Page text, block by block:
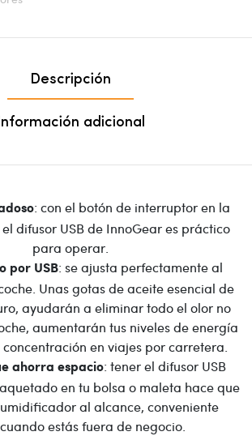
Descripción
adicional
: con el botón de interruptor en la
difusor USB de InnoGear es práctico
para operar.
por USB: se ajusta perfectamente al
Unas gotas de aceite esencial de
ayudarán a eliminar todo el olor no
aumentarán tus niveles de energía
en viajes por carretera.
ahorra espacio: tener el difusor USB
en tu bolsa o maleta hace que
al alcance, conveniente
estás fuera de negocio.